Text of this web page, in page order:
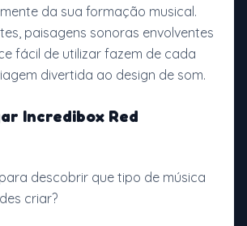
da sua formação musical.
paisagens sonoras envolventes
fácil de utilizar fazem de cada
divertida ao design de som.
Incredibox Red
descobrir que tipo de música
criar?